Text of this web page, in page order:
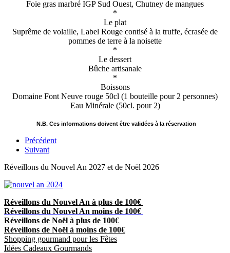
Foie gras marbré IGP Sud Ouest, Chutney de mangues
*
Le plat
Suprême de volaille, Label Rouge contisé à la truffe, écrasée de
pommes de terre à la noisette
*
Le dessert
Bûche artisanale
*
Boissons
Domaine Font Neuve rouge 50cl (1 bouteille pour 2 personnes)
Eau Minérale (50cl. pour 2)
N.B. Ces informations doivent être validées à la réservation
Précédent
Suivant
Réveillons du Nouvel An 2027 et de Noël 2026
Réveillons du Nouvel An à plus de 100€
Réveillons du Nouvel An moins de 100€
Réveillons de Noël à plus de 100€
Réveillons de Noël à moins de 100€
Shopping gourmand pour les Fêtes
Idées Cadeaux Gourmands